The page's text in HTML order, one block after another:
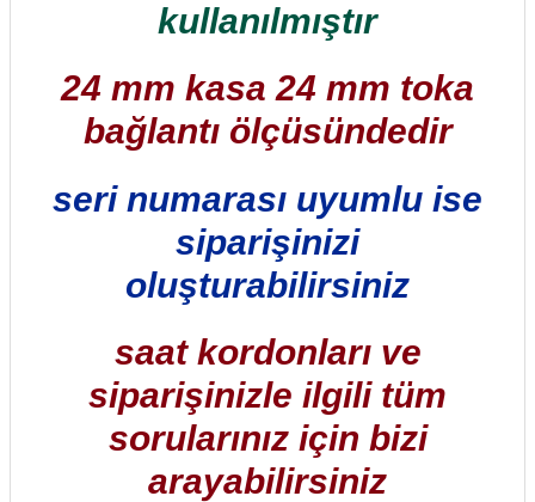
kullanılmıştır
24 mm kasa 24 mm toka
bağlantı ölçüsündedir
seri numarası uyumlu ise
siparişinizi
oluşturabilirsiniz
saat kordonları ve
siparişinizle ilgili tüm
sorularınız için bizi
arayabilirsiniz